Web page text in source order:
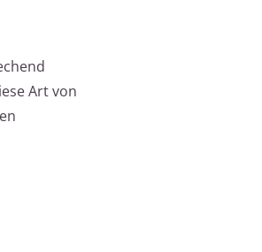
Art von